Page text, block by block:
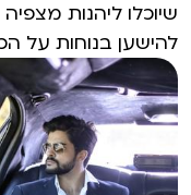
שיוכלו ליהנות
להישען בנוחות על